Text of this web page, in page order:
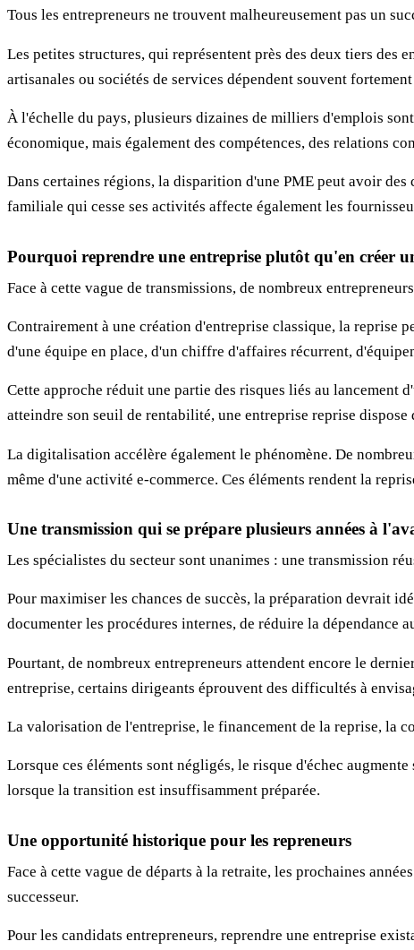
Tous les entrepreneurs ne trouvent malheureusement pas un
Les petites structures, qui représentent près des deux tiers des
artisanales ou sociétés de services dépendent souvent
À l'échelle du pays, plusieurs dizaines de milliers d'emplois
économique, mais également des compétences, des relations
Dans certaines régions, la disparition d'une PME peut avoir
familiale qui cesse ses activités affecte également les
Pourquoi reprendre une entreprise plutôt qu'en créer
Face à cette vague de transmissions, de nombreux
Contrairement à une création d'entreprise classique, la reprise
d'une équipe en place, d'un chiffre d'affaires récurrent,
Cette approche réduit une partie des risques liés au
atteindre son seuil de rentabilité, une entreprise reprise dispose
La digitalisation accélère également le phénomène. De
même d'une activité e-commerce. Ces éléments rendent la
Une transmission qui se prépare plusieurs années à
Les spécialistes du secteur sont unanimes : une transmission
Pour maximiser les chances de succès, la préparation devrait
documenter les procédures internes, de réduire la dépendance
Pourtant, de nombreux entrepreneurs attendent encore le
entreprise, certains dirigeants éprouvent des difficultés à
La valorisation de l'entreprise, le financement de la reprise, la
Lorsque ces éléments sont négligés, le risque d'échec
lorsque la transition est insuffisamment préparée.
Une opportunité historique pour les repreneurs
Face à cette vague de départs à la retraite, les prochaines
successeur.
Pour les candidats entrepreneurs, reprendre une entreprise